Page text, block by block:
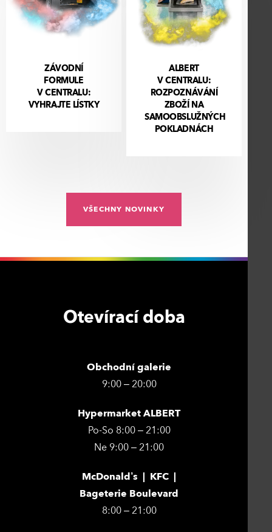
ZÁVODNÍ
FORMULE
V CENTRALU:
VYHRAJTE LÍSTKY
ALBERT
V CENTRALU:
ROZPOZNÁVÁNÍ
ZBOŽÍ NA
SAMOOBSLUŽNÝCH
POKLADNÁCH
VŠECHNY NOVINKY
Otevírací doba
Obchodní galerie
9:00 – 20:00
Hypermarket ALBERT
Po-So 8:00 – 21:00
Ne 9:00 – 21:00
McDonald’s | KFC |
Bageterie Boulevard
8:00 – 21:00